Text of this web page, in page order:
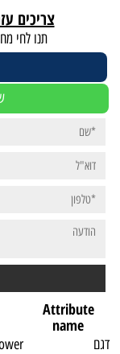
צריכים
תנו לחי
Attribute
name
דגם